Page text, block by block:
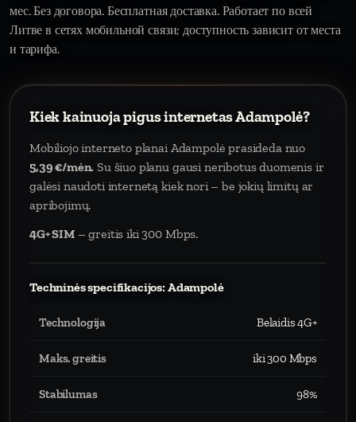
мес. Без договора. Бесплатная доставка. Работает по всей
Литве в сетях мобильной связи; доступность зависит от места
и тарифа.
Kiek kainuoja pigus internetas Adampolė?
Mobiliojo interneto planai Adampolė prasideda nuo
5,39 €/mėn. Su šiuo planu gausi neribotus duomenis ir
galėsi naudoti internetą kiek nori – be jokių limitų ar
apribojimų.
4G+ SIM– greitis iki 300 Mbps.
Techninės specifikacijos: Adampolė
Technologija Belaidis 4G+
Maks. greitis iki 300 Mbps
Stabilumas 98%